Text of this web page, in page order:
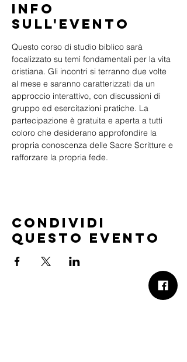
Info
sull'evento
Questo corso di studio biblico sarà
focalizzato su temi fondamentali per la vita
cristiana. Gli incontri si terranno due volte
al mese e saranno caratterizzati da un
approccio interattivo, con discussioni di
gruppo ed esercitazioni pratiche. La
partecipazione è gratuita e aperta a tutti
coloro che desiderano approfondire la
propria conoscenza delle Sacre Scritture e
rafforzare la propria fede.
Condividi
questo evento